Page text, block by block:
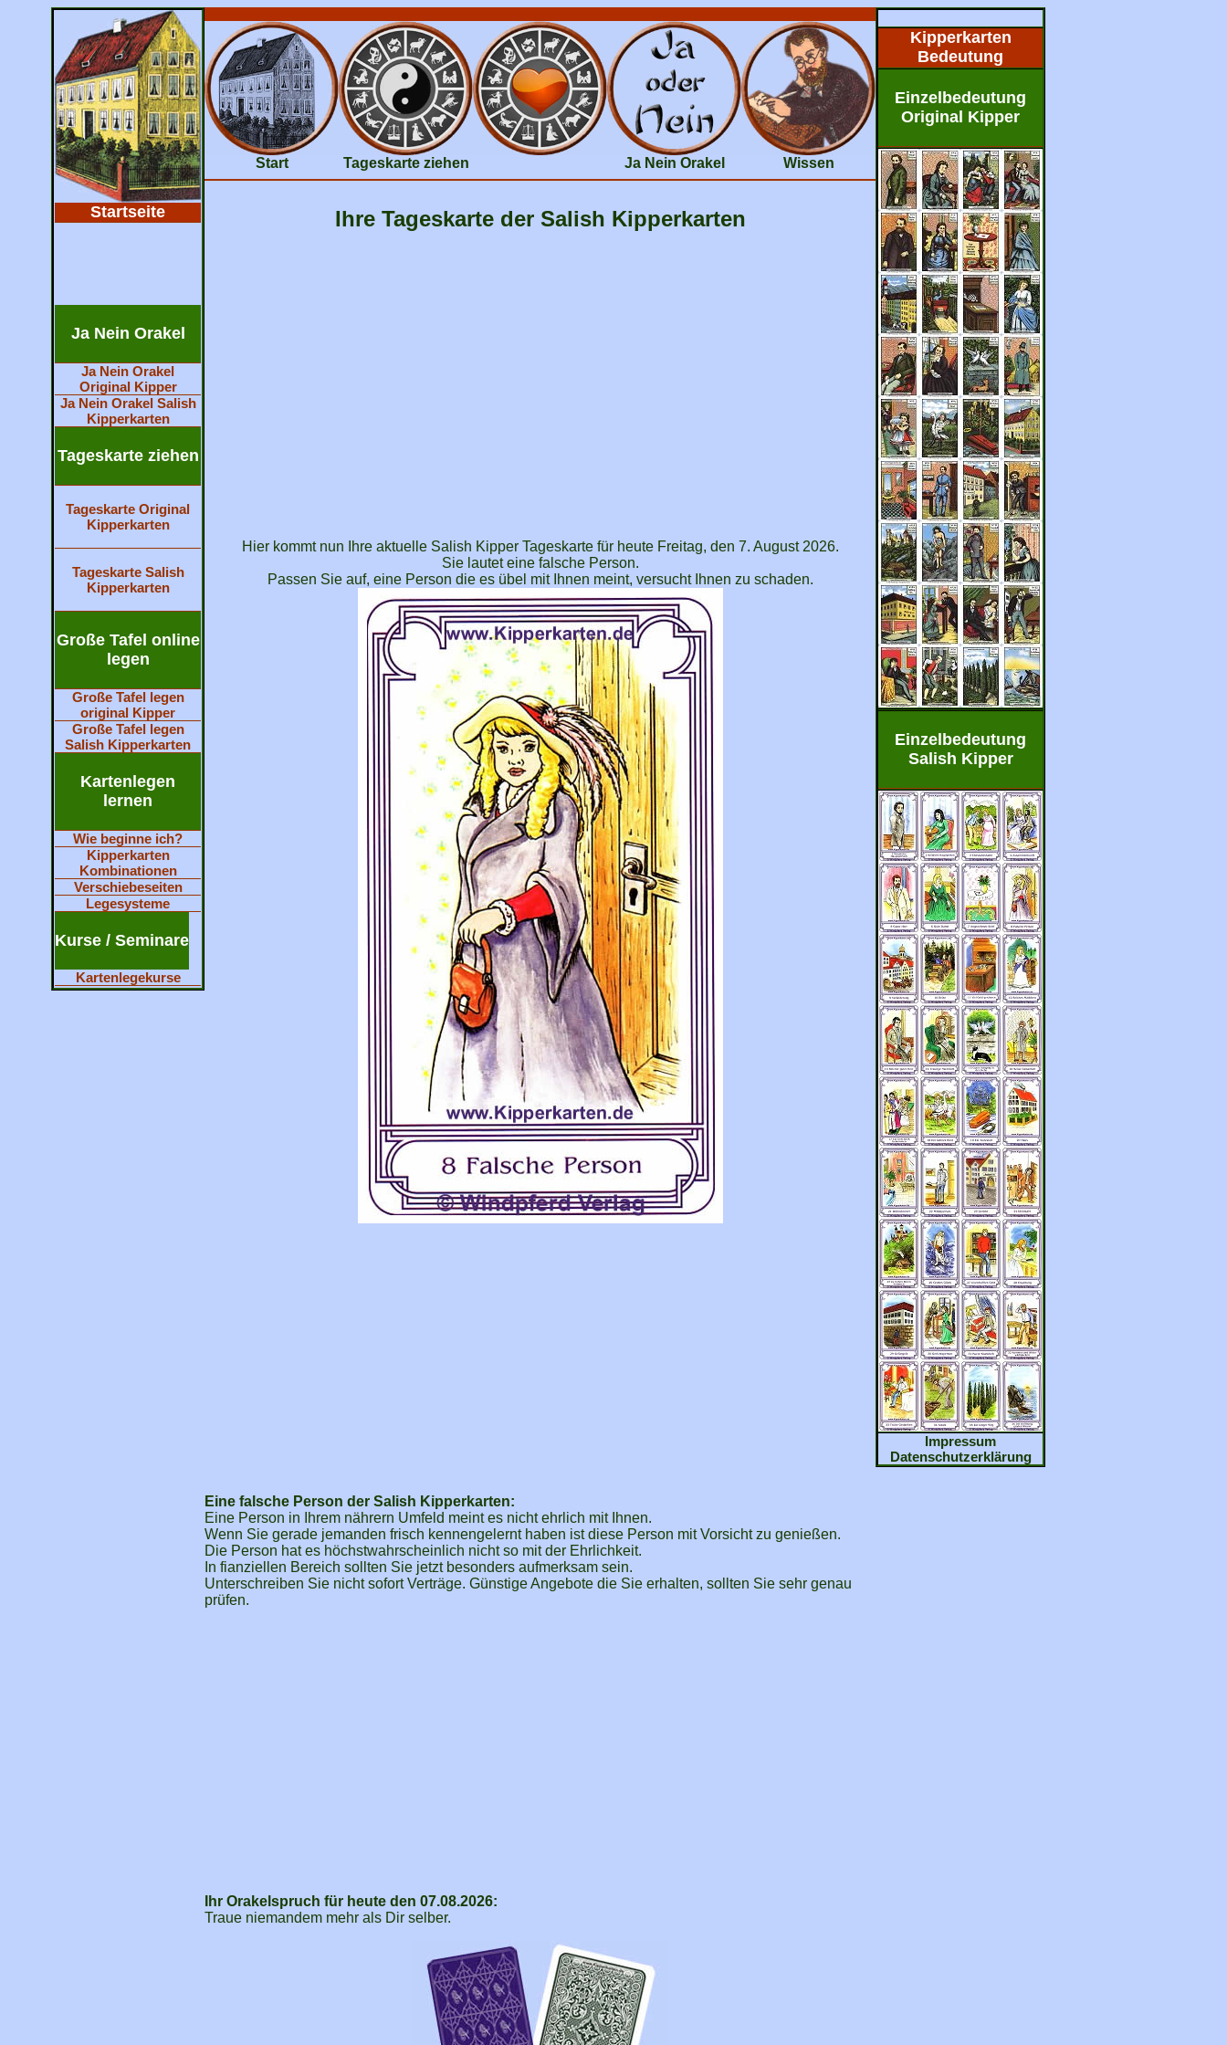
Startseite
Ja Nein Orakel
Ja Nein Orakel
Original Kipper
Ja Nein Orakel Salish
Kipperkarten
Tageskarte ziehen
Tageskarte Original
Kipperkarten
Tageskarte Salish
Kipperkarten
Große Tafel online
legen
Große Tafel legen
original Kipper
Große Tafel legen
Salish Kipperkarten
Kartenlegen
lernen
Wie beginne ich?
Kipperkarten
Kombinationen
Verschiebeseiten
Legesysteme
Kurse / Seminare
Kartenlegekurse
Start Tageskarte ziehen Ja Nein Orakel Wissen
Ihre Tageskarte der Salish Kipperkarten
Hier kommt nun Ihre aktuelle Salish Kipper Tageskarte für heute Freitag, den 7. August 2026.
Sie lautet eine falsche Person.
Passen Sie auf, eine Person die es übel mit Ihnen meint, versucht Ihnen zu schaden.
Eine falsche Person der Salish Kipperkarten:
Eine Person in Ihrem nährern Umfeld meint es nicht ehrlich mit Ihnen.
Wenn Sie gerade jemanden frisch kennengelernt haben ist diese Person mit Vorsicht zu genießen.
Die Person hat es höchstwahrscheinlich nicht so mit der Ehrlichkeit.
In fianziellen Bereich sollten Sie jetzt besonders aufmerksam sein.
Unterschreiben Sie nicht sofort Verträge. Günstige Angebote die Sie erhalten, sollten Sie sehr genau
prüfen.
Ihr Orakelspruch für heute den 07.08.2026:
Traue niemandem mehr als Dir selber.
Kipperkarten
Bedeutung
Einzelbedeutung
Original Kipper
Einzelbedeutung
Salish Kipper
Impressum
Datenschutzerklärung